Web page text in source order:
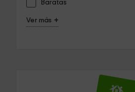
Baratas
Ver más +